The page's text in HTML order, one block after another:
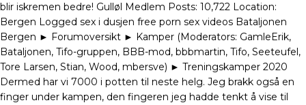
blir iskremen bedre! Gulløl Medlem Posts: 10,722 Location:
Bergen Logged sex i dusjen free porn sex videos Bataljonen
Bergen ► Forumoversikt ► Kamper (Moderators: GamleErik,
Bataljonen, Tifo-gruppen, BBB-mod, bbbmartin, Tifo, Seeteufel,
Tore Larsen, Stian, Wood, mbersve) ► Treningskamper 2020
Dermed har vi 7000 i potten til neste helg. Jeg brakk også en
finger under kampen, den fingeren jeg hadde tenkt å vise til